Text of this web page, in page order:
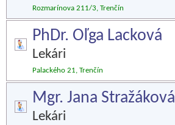
Rozmarínova 211/3, Trenčín
PhDr. Oľga Lacková
Lekári
Palackého 21, Trenčín
Mgr. Jana Stražáková
Lekári